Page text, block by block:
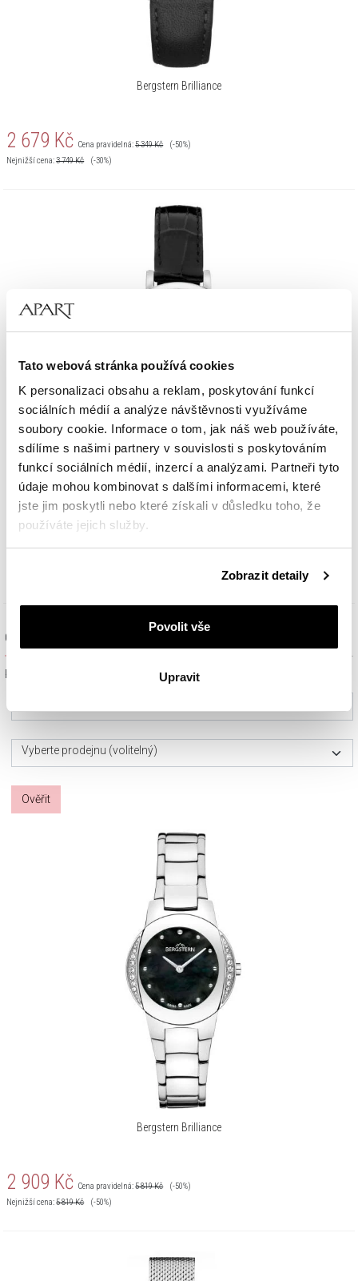
Tato webová stránka používá cookies
K personalizaci obsahu a reklam, poskytování funkcí
sociálních médií a analýze návštěvnosti využíváme
soubory cookie. Informace o tom, jak náš web používáte,
sdílíme s našimi partnery v souvislosti s poskytováním
funkcí sociálních médií, inzercí a analýzami. Partneři tyto
údaje mohou kombinovat s dalšími informacemi, které
jste jim poskytli nebo které získali v důsledku toho, že
používáte jejich služby.
Zásadách ochrany osobních údajů
Zobrazit detaily
Povolit vše
Upravit
Bergstern Brilliance
2 679 Kč Cena pravidelná:5 349Kč
(-50%)
Nejnižší cena:3 749Kč (-30%)
Bergstern Brilliance
2 469 Kč
Ověřit dostupnost a rezervovat na prodejně
Prosím, vyberte ze seznamu město nebo konkrétní prodejnu
Vyberte prodejnu (volitelný)
Ověřit
Bergstern Brilliance
2 909 Kč Cena pravidelná:5 819Kč
(-50%)
Nejnižší cena:5 819Kč (-50%)